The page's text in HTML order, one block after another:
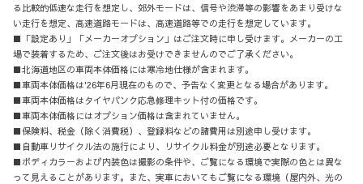
る比較的低速な走行を想定し、郊外モードは、信号や渋滞等の影響をあまり受けな
い走行を想定、高速道路モードは、高速道路等での走行を想定しています。
■「設定あり」「メーカーオプション」はご注文時に申し受けます。メーカーの工
場で装着するため、ご注文後はお受けできませんのでご了承ください。
■北海道地区の車両本体価格には寒冷地仕様が含まれます。
■車両本体価格は'26年6月現在のもので、予告なく変更となる場合があります。
■車両本体価格はタイヤパンク応急修理キット付の価格です。
■車両本体価格にはオプション価格は含まれていません。
■保険料、税金（除く消費税）、登録料などの諸費用は別途申し受けます。
■自動車リサイクル法の施行により、リサイクル料金が別途必要となります。
■ボディカラーおよび内装色は撮影の条件や、ご覧になる環境で実際の色とは異な
って見えることがあります。また、実車においてもご覧になる環境（屋内外、光の